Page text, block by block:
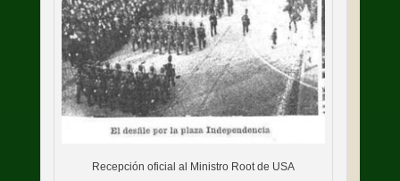
Recepción oficial al Ministro Root de USA